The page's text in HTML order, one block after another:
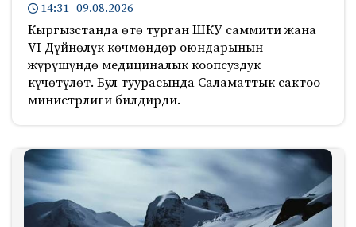
14:31 09.08.2026
Кыргызстанда өтө турган ШКУ саммити жана
VI Дүйнөлүк көчмөндөр оюндарынын
жүрүшүндө медициналык коопсуздук
күчөтүлөт. Бул туурасында Саламаттык сактоо
министрлиги билдирди.